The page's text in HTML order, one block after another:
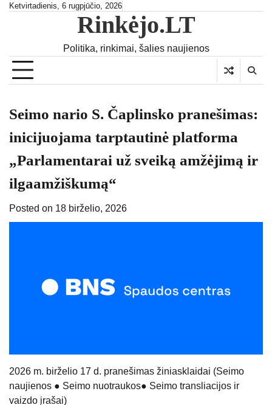
SkipKetvirtadienis, 6 rugpjūčio, 2026
Rinkėjo.LT
Politika, rinkimai, šalies naujienos
Seimo nario S. Čaplinsko pranešimas:
inicijuojama tarptautinė platforma
„Parlamentarai už sveiką amžėjimą ir
ilgaamžiškumą“
Posted on 18 birželio, 2026
2026 m. birželio 17 d. pranešimas žiniasklaidai (Seimo
naujienos ● Seimo nuotraukos● Seimo transliacijos ir
vaizdo įrašai)